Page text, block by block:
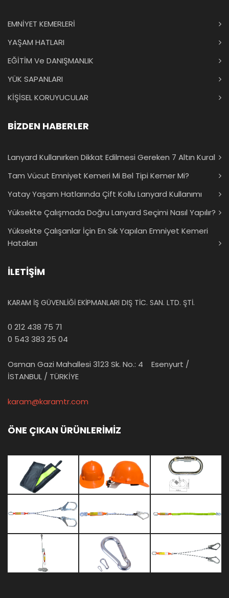
EMNİYET KEMERLERİ
YAŞAM HATLARI
EĞİTİM Ve DANIŞMANLIK
YÜK SAPANLARI
KİŞİSEL KORUYUCULAR
BİZDEN HABERLER
Lanyard Kullanırken Dikkat Edilmesi Gereken 7 Altın Kural
Tam Vücut Emniyet Kemeri Mi Bel Tipi Kemer Mi?
Yatay Yaşam Hatlarında Çift Kollu Lanyard Kullanımı
Yüksekte Çalışmada Doğru Lanyard Seçimi Nasıl Yapılır?
Yüksekte Çalışanlar İçin En Sık Yapılan Emniyet Kemeri
Hataları
İLETİŞİM
KARAM İŞ GÜVENLİĞİ EKİPMANLARI DIŞ TİC. SAN. LTD. ŞTİ.
0 212 438 75 71
0 543 383 25 04
Osman Gazi Mahallesi 3123 Sk. No.: 4 Esenyurt /
İSTANBUL / TÜRKİYE
karam@karamtr.com
ÖNE ÇIKAN ÜRÜNLERİMİZ